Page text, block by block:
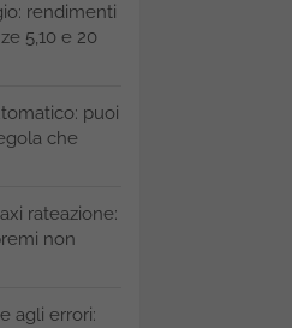
rendimenti
5,10 e 20
puoi
che
rateazione:
non
agli errori: